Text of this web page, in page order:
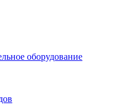
оборудование